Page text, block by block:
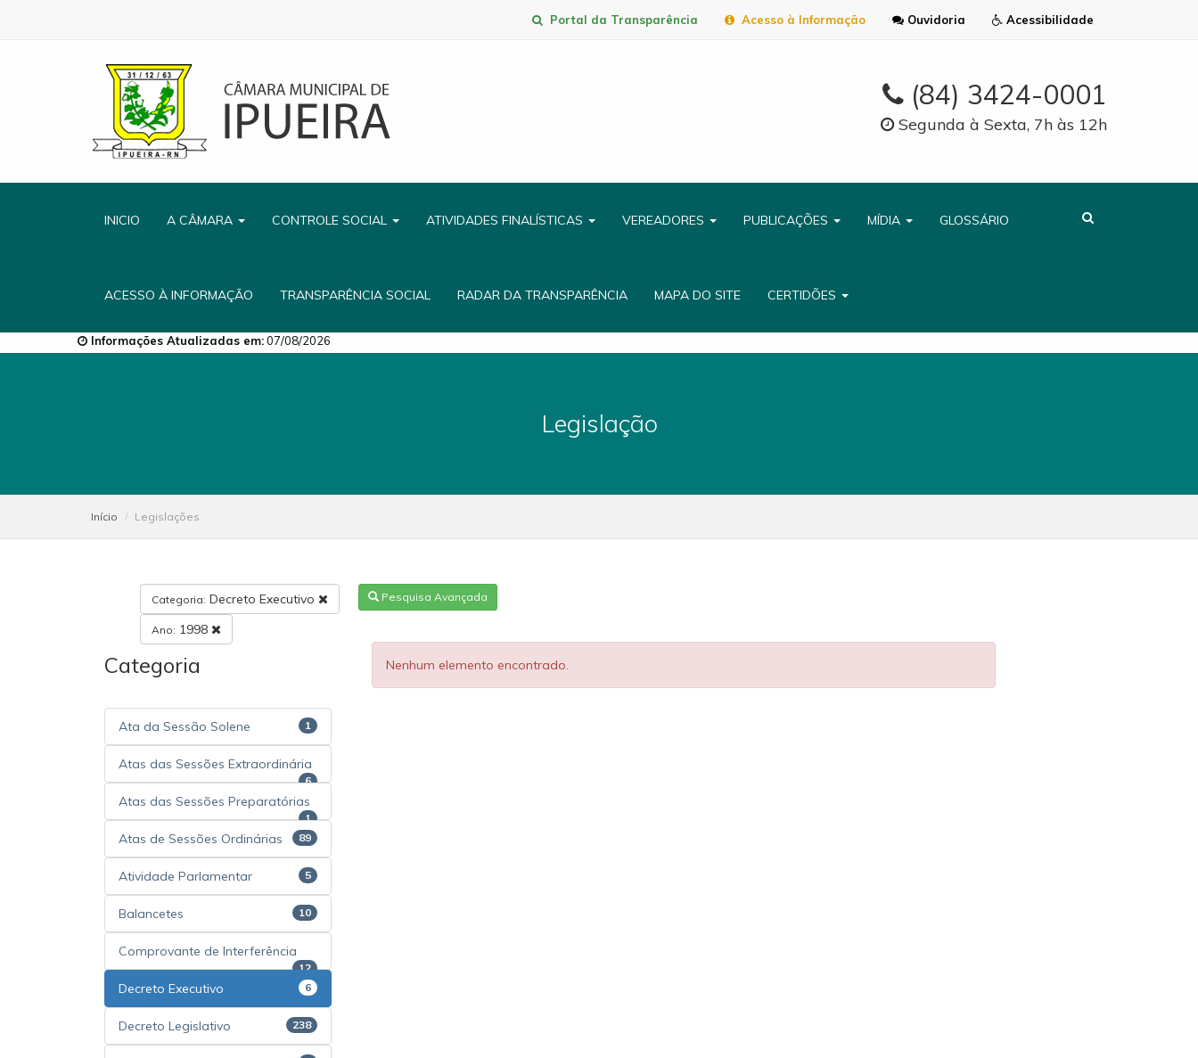
Acessibilidade
Ouvidoria
Acesso à Informação
Portal da Transparência
(84) 3424-0001
Segunda à Sexta, 7h às 12h
INICIO A CÂMARA CONTROLE SOCIAL ATIVIDADES FINALÍSTICAS VEREADORES PUBLICAÇÕES MÍDIA GLOSSÁRIO
ACESSO À INFORMAÇÃO TRANSPARÊNCIA SOCIAL RADAR DA TRANSPARÊNCIA MAPA DO SITE CERTIDÕES
Informações Atualizadas em:07/08/2026
Legislação
Início Legislações
Categoria: Decreto Executivo
Ano: 1998
Categoria
Ata da Sessão Solene 1
Atas das Sessões Extraordinária
6
Atas das Sessões Preparatórias
1
Atas de Sessões Ordinárias 89
Atividade Parlamentar 5
Balancetes 10
Comprovante de Interferência
12
Decreto Executivo 6
Decreto Legislativo 238
Pesquisa Avançada
Nenhum elemento encontrado.